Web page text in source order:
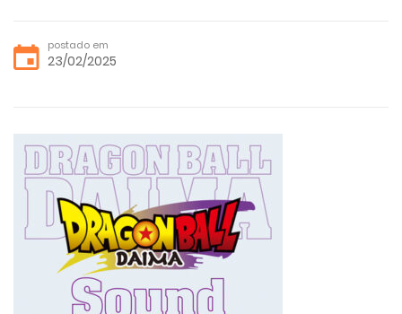
postado em
23/02/2025